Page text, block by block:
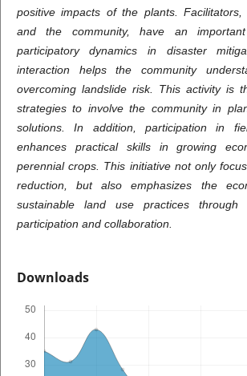
positive impacts of the plants. Facilitators,
and the community, have an
participatory dynamics in disaster
interaction helps the community
overcoming landslide risk. This activity is
strategies to involve the community in
solutions. In addition, participation in
enhances practical skills in growing
perennial crops. This initiative not only
reduction, but also emphasizes the
sustainable land use practices through
participation and collaboration.
Downloads